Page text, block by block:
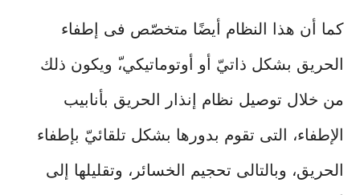
كما أن هذا النظام أيضًا متخصّص فى إطفاء
الحريق بشكل ذاتيّ أو أوتوماتيكي،ّ ويكون ذلك
من خلال توصيل نظام إنذار الحريق بأنابيب
الإطفاء، التى تقوم بدورها بشكل تلقائيّ بإطفاء
الحريق، وبالتالى تحجيم الخسائر، وتقليلها إلى